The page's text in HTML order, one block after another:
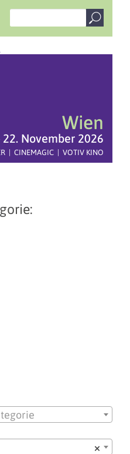
Wien
22. November 2026
| CINEMAGIC | VOTIV KINO
×